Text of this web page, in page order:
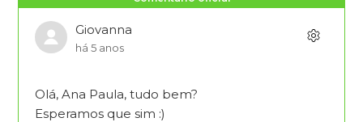
Giovanna
há 5 anos
Olá, Ana Paula, tudo bem?
Esperamos que sim :)